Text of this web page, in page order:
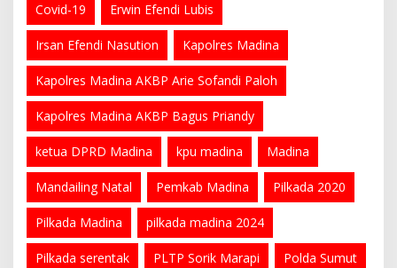
Covid-19 Erwin Efendi Lubis
Irsan Efendi Nasution Kapolres Madina
Kapolres Madina AKBP Arie Sofandi Paloh
Kapolres Madina AKBP Bagus Priandy
ketua DPRD Madina kpu madina Madina
Mandailing Natal Pemkab Madina Pilkada 2020
Pilkada Madina pilkada madina 2024
Pilkada serentak PLTP Sorik Marapi Polda Sumut